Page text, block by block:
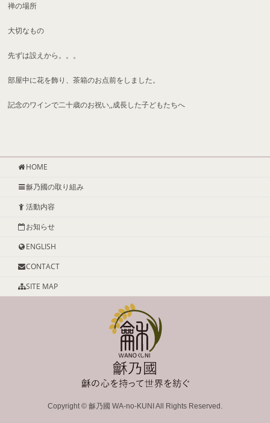
禅の場所
大切なもの
先ずは設えから。。。
部屋中に花を飾り、茶箱のお点前をしました。
記念のワインで二十歳のお祝い,,成長した子どもたちへ
HOME
龢乃國の取り組み
活動内容
お知らせ
ENGLISH
CONTACT
SITE MAP
Copyright © 龢乃國 WA-no-KUNI All Rights Reserved.